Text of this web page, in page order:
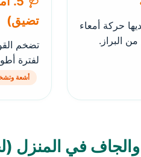
حركة أمعاء
البراز.
تضيق)
تضخم
لفترة
أشعة
والجاف في المنزل